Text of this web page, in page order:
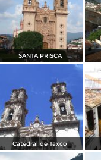
SANTA PRISCA
Catedral de Taxco